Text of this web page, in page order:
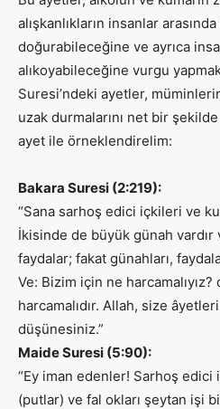
alışkanlıkların insanlar
doğurabileceğine ve ayrıca
alıkoyabileceğine vurgu
Suresi’ndeki ayetler,
uzak durmalarını net bir
ayet ile örneklendirelim:
Bakara Suresi (2:219):
“Sana sarhoş edici içkileri ve
İkisinde de büyük günah vardır
faydalar; fakat günahları,
Ve: Bizim için ne
harcamalıdır. Allah, size
düşünesiniz.”
Maide Suresi (5:90):
“Ey iman edenler! Sarhoş
(putlar) ve fal okları şeytan işi